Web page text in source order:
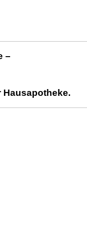
–
Hausapotheke.